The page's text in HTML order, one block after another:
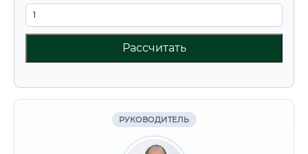
Рассчитать
РУКОВОДИТЕЛЬ